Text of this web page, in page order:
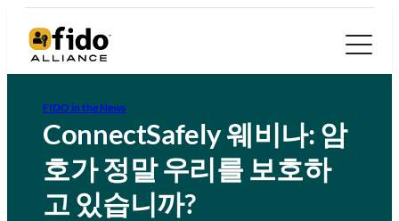
FIDO in the News
ConnectSafely 웨비나: 암
호가 정말 우리를 보호하
고 있습니까?